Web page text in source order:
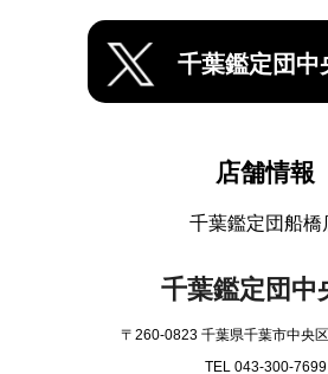
千葉鑑定団中
店舗情報
千葉鑑定団船橋
千葉鑑定団中
〒260-0823 千葉県千葉市中央
TEL 043-300-7699